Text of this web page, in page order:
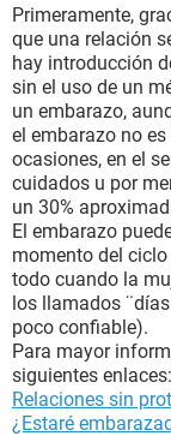
Primeramente,
que una relación
hay introducción
sin el uso de un
un embarazo,
el embarazo no
ocasiones, en el
cuidados u por
un 30%
El embarazo
momento del
todo cuando la
los llamados
poco confiable).
Para mayor
siguientes enlaces:
Relaciones sin
¿Estaré